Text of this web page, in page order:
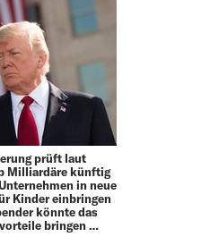
prüft laut
Milliardäre künftig
in neue
Kinder einbringen
könnte das
bringen …